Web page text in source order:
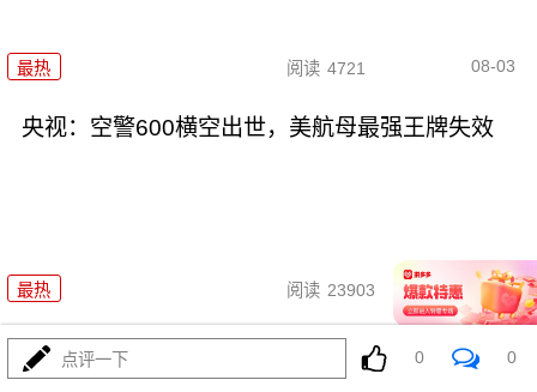
最热 阅读 4721 08-03
央视：空警600横空出世，美航母最强王牌失效
最热 阅读 23903 08-03
东瀛彻底撕掉和平面具，公然发
射进攻性武器！
点评一下 0 0